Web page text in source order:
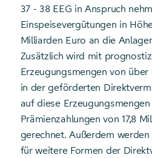
37 - 38 EEG in Anspruch
Einspeisevergütungen in
Milliarden Euro an die
Zusätzlich wird mit
Erzeugungsmengen von über
in der geförderten
auf diese
Prämienzahlungen von 17,8
gerechnet. Außerdem werden
für weitere Formen der